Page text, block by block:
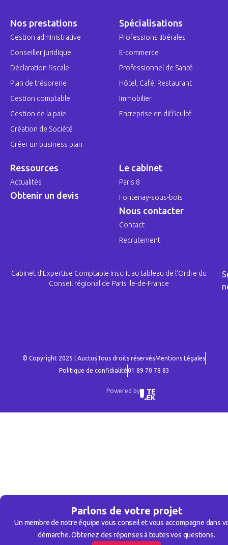
Parlons de votre projet
Un membre de notre équipe vous conseil et vous accompagne dans
démarche. Obtenez des réponses à toutes vos questions.
Nos prestations
Gestion administrative
Conseiller juridique
Déclaration fiscale
Plan de trésorerie
Gestion comptable
Gestion de la paie
Création de Société
Créer un business plan
Spécialisations
Professions libérales
E-commerce
Professionnel de Santé
Hôtel, Café, Restaurant
Immobilier
Entreprise en difficulté
Ressources
Actualités
Obtenir un devis
Le cabinet
Paris 8
Fontenay-sous-bois
Nous contacter
Contact
Recrutement
Cabinet d’Expertise Comptable inscrit au tableau de l’Ordre du
Conseil régional de Paris Ile-de-France
© Copyright 2025 | AuctusTous droits réservésMentions Légales
Politique de confidialité01 89 70 78 83
Powered by